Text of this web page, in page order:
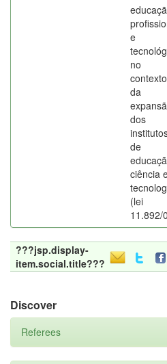
e
no
contexto
da
dos
de
ciência
(lei
11.892/
???jsp.display-
item.social.title???
Discover
Referees